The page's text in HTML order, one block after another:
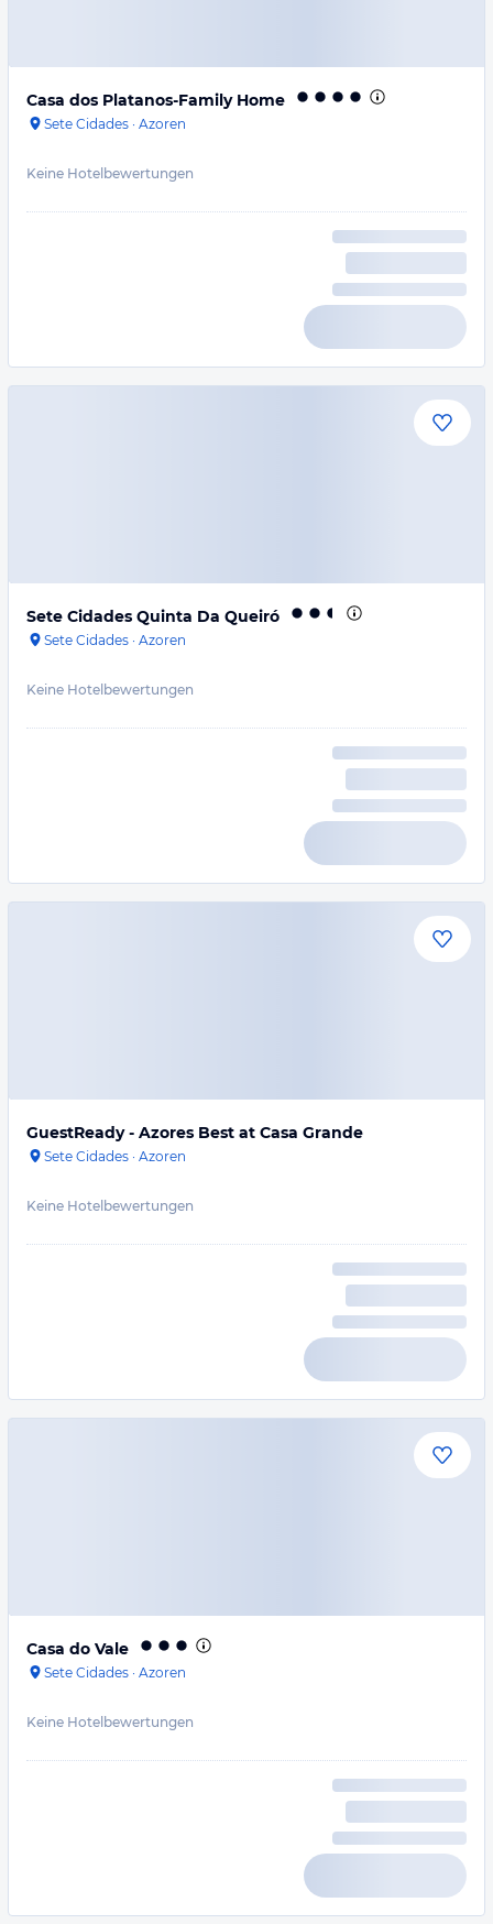
Casa dos Platanos-Family Home
Sete Cidades · Azoren
Keine Hotelbewertungen
Sete Cidades Quinta Da Queiró
Sete Cidades · Azoren
Keine Hotelbewertungen
GuestReady - Azores Best at Casa Grande
Sete Cidades · Azoren
Keine Hotelbewertungen
Casa do Vale
Sete Cidades · Azoren
Keine Hotelbewertungen